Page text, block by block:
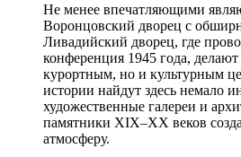
Не менее впечатляющими
Воронцовский дворец с
Ливадийский дворец, где
конференция 1945 года, делают
курортным, но и культурным
истории найдут здесь немало
художественные галереи и
памятники XIX–XX веков
атмосферу.